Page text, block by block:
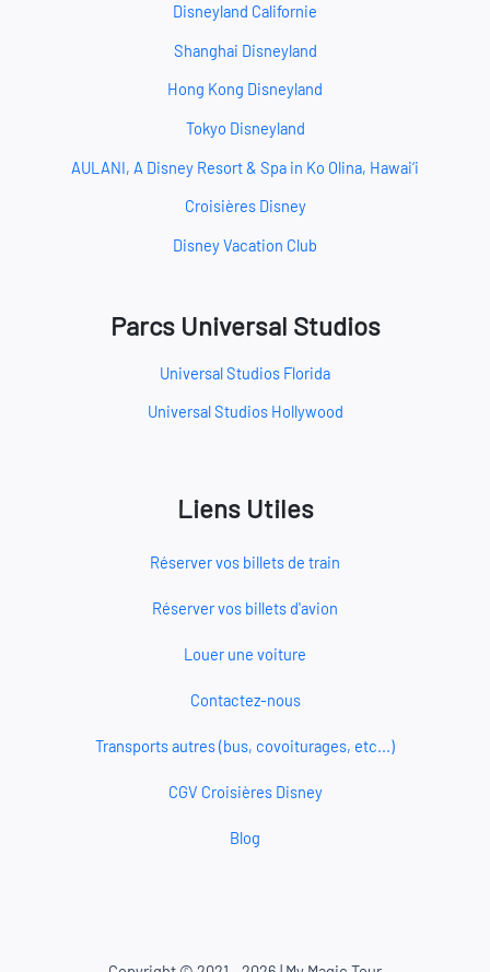
Disneyland Californie
Shanghai Disneyland
Hong Kong Disneyland
Tokyo Disneyland
AULANI, A Disney Resort & Spa in Ko Olina, Hawai‘i
Croisières Disney
Disney Vacation Club
Parcs Universal Studios
Universal Studios Florida
Universal Studios Hollywood
Liens Utiles
Réserver vos billets de train
Réserver vos billets d'avion
Louer une voiture
Contactez-nous
Transports autres (bus, covoiturages, etc...)
CGV Croisières Disney
Blog